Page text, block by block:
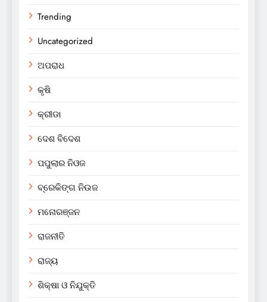
Trending
Uncategorized
ଅପରାଧ
କୃଷି
କ୍ରୀଡା
ଦେଶ ବିଦେଶ
ପପୁଲାର ନିଓଜ
ବ୍ରେକିଙ୍ଗ ନିଉଜ
ମନୋରଞ୍ଜନ
ରାଜନୀତି
ରାଜ୍ୟ
ଶିକ୍ଷା ଓ ନିଯୁକ୍ତି